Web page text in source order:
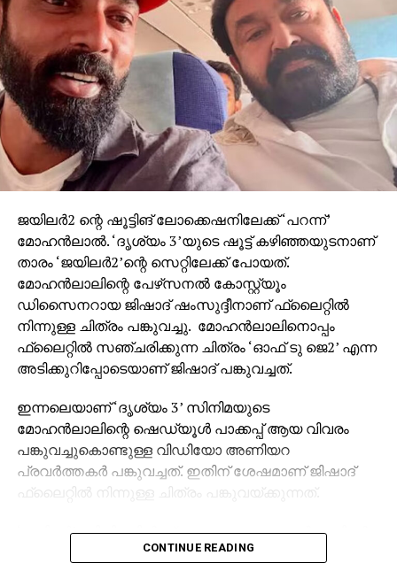
ജയിലര്‍2 ന്റെ ഷൂട്ടിങ് ലോക്കെഷനിലേക്ക് ‘പറന്ന്’
മോഹന്‍ലാല്‍. ‘ദൃശ്യം 3’യുടെ ഷൂട്ട് കഴിഞ്ഞയുടനാണ്
താരം ‘ജയിലര്‍2’ന്റെ സെറ്റിലേക്ക് പോയത്.
മോഹന്‍ലാലിന്റെ പേഴ്‌സനല്‍ കോസ്റ്റ്യൂം
ഡിസൈനറായ ജിഷാദ് ഷംസുദ്ദീനാണ് ഫ്‌ലൈറ്റില്‍
നിന്നുള്ള ചിത്രം പങ്കുവച്ചു. മോഹന്‍ലാലിനൊപ്പം
ഫ്‌ലൈറ്റില്‍ സഞ്ചരിക്കുന്ന ചിത്രം ‘ഓഫ് ടു ജെ2’ എന്ന
അടിക്കുറിപ്പോടെയാണ് ജിഷാദ് പങ്കുവച്ചത്.
ഇന്നലെയാണ് ‘ദൃശ്യം 3’ സിനിമയുടെ
മോഹന്‍ലാലിന്റെ ഷെഡ്യൂള്‍ പാക്കപ്പ് ആയ വിവരം
പങ്കുവച്ചുകൊണ്ടുള്ള വിഡിയോ അണിയറ
പ്രവര്‍ത്തകര്‍ പങ്കുവച്ചത്. ഇതിന് ശേഷമാണ് ജിഷാദ്
ഫ്‌ലൈറ്റില്‍ നിന്നുള്ള ചിത്രം പങ്കുവയ്ക്കുന്നത്.
‘ജയിലര്‍’ സിനിമയില്‍ ശ്രദ്ധേയമായ മോഹന്‍ലാലിന്റെ
കോസ്റ്റ്യൂം ഡിസൈന്‍ ചെയ്തത് ജിഷാദ് ഷംസുദ്ദീന്‍
CONTINUE READING